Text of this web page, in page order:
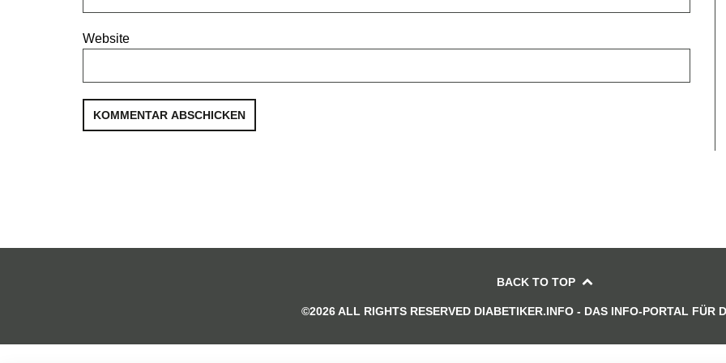
Website
BACK TO TOP
©2026 ALL RIGHTS RESERVED DIABETIKER.INFO - DAS INFO-PORTAL FÜR